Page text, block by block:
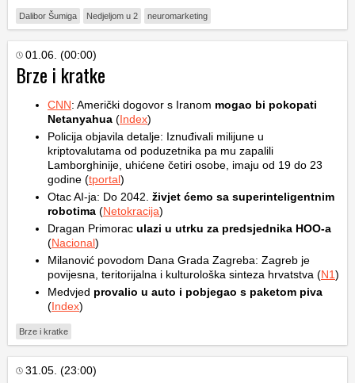
Dalibor Šumiga Nedjeljom u 2 neuromarketing
01.06. (00:00)
Brze i kratke
CNN: Američki dogovor s Iranom mogao bi pokopati
Netanyahua (Index)
Policija objavila detalje: Iznuđivali milijune u
kriptovalutama od poduzetnika pa mu zapalili
Lamborghinije, uhićene četiri osobe, imaju od 19 do 23
godine (tportal)
Otac AI‑ja: Do 2042. živjet ćemo sa superinteligentnim
robotima (Netokracija)
Dragan Primorac ulazi u utrku za predsjednika HOO-a
(Nacional)
Milanović povodom Dana Grada Zagreba: Zagreb je
povijesna, teritorijalna i kulturološka sinteza hrvatstva (N1)
Medvjed provalio u auto i pobjegao s paketom piva
(Index)
Brze i kratke
31.05. (23:00)